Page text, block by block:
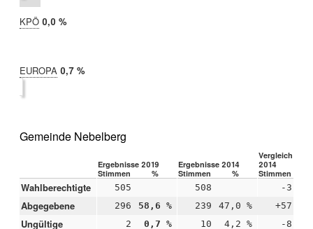
KPÖ 2019:
0,0 %
EUROPA 2019:
0,7 %
Gemeinde Nebelberg
Ergebnisse 2019 Ergebnisse 2014
Vergleich
2014
Stimmen
% Stimmen % Stimmen
Wahlberechtigte 505 508 -3
Abgegebene 296 58,6 % 239 47,0 % +57
Ungültige 2 0,7 % 10 4,2 % -8